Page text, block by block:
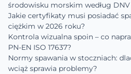
środowisku morskim według DNV
Jakie certyfikaty musi posiadać
ciężkim w 2026 roku?
Kontrola wizualna spoin – co
PN-EN ISO 17637?
Normy spawania w stoczniach:
wciąż sprawia problemy?